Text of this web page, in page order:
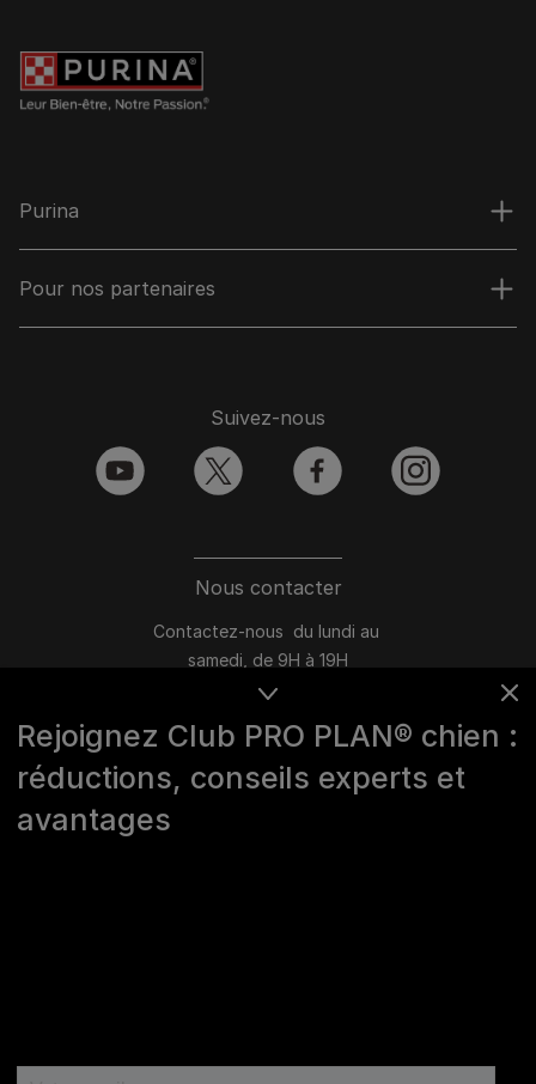
Rejoignez Club PRO PLAN® chien :
réductions, conseils experts et
avantages
Purina
Pour nos partenaires
Nous contacter
Contactez-nous du lundi au
samedi, de 9H à 19H
du lundi au vendredi, de 10H à 16H
> Nous écrire
Suivez-nous
youtube twitter facebook instagram